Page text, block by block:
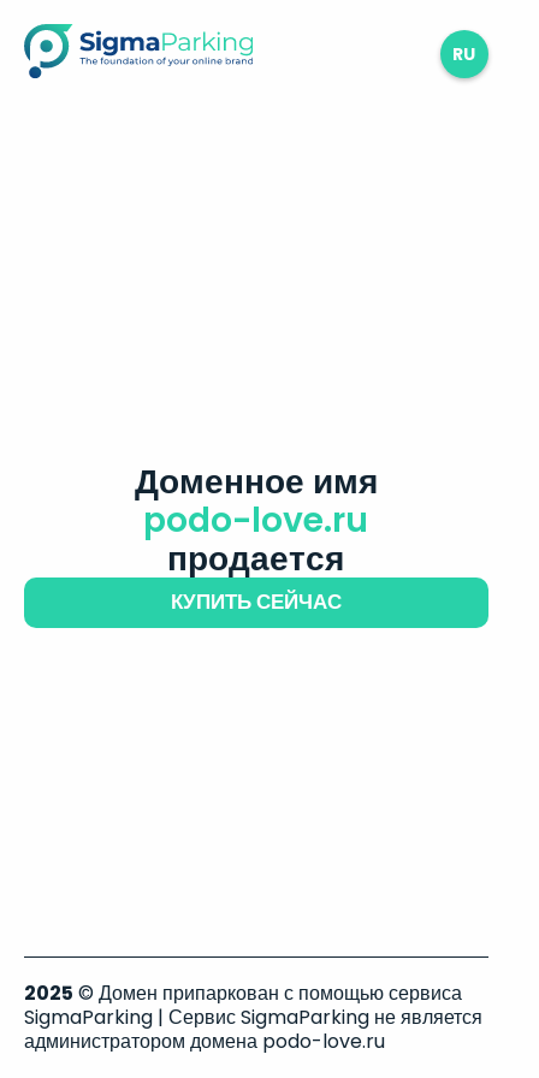
RU
Доменное имя
podo-love.ru
продается
КУПИТЬ СЕЙЧАС
2025 © Домен припаркован с помощью сервиса
SigmaParking | Сервис SigmaParking не является
администратором домена podo-love.ru